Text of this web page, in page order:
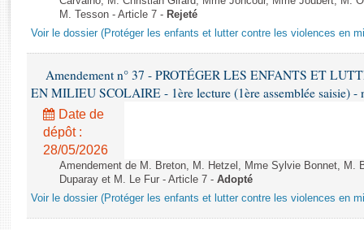
Rapports d'enquête
Dossiers législatifs
Budget et sécurité sociale
Questions écrites et orales
Comptes rendus des débats
M. Tesson - Article 7 - Rejeté
Voir le dossier (Protéger les enfants et lutter contre les violences en
Amendement n° 37 - PROTÉGER LES ENFANTS ET
EN MILIEU SCOLAIRE - 1ère lecture (1ère assemblée saisie) -
Date de
dépôt :
28/05/2026
Amendement de M. Breton, M. Hetzel, Mme Sylvie Bonnet, M.
Duparay et M. Le Fur - Article 7 - Adopté
Voir le dossier (Protéger les enfants et lutter contre les violences en